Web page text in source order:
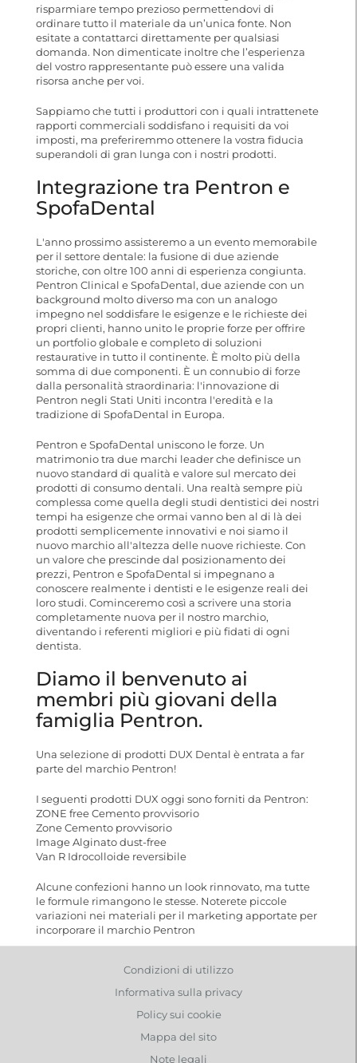
risparmiare tempo prezioso permettendovi di
ordinare tutto il materiale da un’unica fonte. Non
esitate a contattarci direttamente per qualsiasi
domanda. Non dimenticate inoltre che l’esperienza
del vostro rappresentante può essere una valida
risorsa anche per voi.
Sappiamo che tutti i produttori con i quali intrattenete
rapporti commerciali soddisfano i requisiti da voi
imposti, ma preferiremmo ottenere la vostra fiducia
superandoli di gran lunga con i nostri prodotti.
Integrazione tra Pentron e
SpofaDental
L'anno prossimo assisteremo a un evento memorabile
per il settore dentale: la fusione di due aziende
storiche, con oltre 100 anni di esperienza congiunta.
Pentron Clinical e SpofaDental, due aziende con un
background molto diverso ma con un analogo
impegno nel soddisfare le esigenze e le richieste dei
propri clienti, hanno unito le proprie forze per offrire
un portfolio globale e completo di soluzioni
restaurative in tutto il continente. È molto più della
somma di due componenti. È un connubio di forze
dalla personalità straordinaria: l'innovazione di
Pentron negli Stati Uniti incontra l'eredità e la
tradizione di SpofaDental in Europa.
Pentron e SpofaDental uniscono le forze. Un
matrimonio tra due marchi leader che definisce un
nuovo standard di qualità e valore sul mercato dei
prodotti di consumo dentali. Una realtà sempre più
complessa come quella degli studi dentistici dei nostri
tempi ha esigenze che ormai vanno ben al di là dei
prodotti semplicemente innovativi e noi siamo il
nuovo marchio all'altezza delle nuove richieste. Con
un valore che prescinde dal posizionamento dei
prezzi, Pentron e SpofaDental si impegnano a
conoscere realmente i dentisti e le esigenze reali dei
loro studi. Cominceremo così a scrivere una storia
completamente nuova per il nostro marchio,
diventando i referenti migliori e più fidati di ogni
dentista.
Diamo il benvenuto ai
membri più giovani della
famiglia Pentron.
Una selezione di prodotti DUX Dental è entrata a far
parte del marchio Pentron!
I seguenti prodotti DUX oggi sono forniti da Pentron:
ZONE free Cemento provvisorio
Zone Cemento provvisorio
Image Alginato dust-free
Van R Idrocolloide reversibile
Alcune confezioni hanno un look rinnovato, ma tutte
le formule rimangono le stesse. Noterete piccole
variazioni nei materiali per il marketing apportate per
incorporare il marchio Pentron
Condizioni di utilizzo
Informativa sulla privacy
Policy sui cookie
Mappa del sito
Note legali